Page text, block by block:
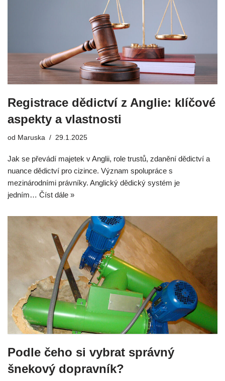
Registrace dědictví z Anglie: klíčové
aspekty a vlastnosti
od Maruska 29.1.2025
Jak se převádí majetek v Anglii, role trustů, zdanění dědictví a
nuance dědictví pro cizince. Význam spolupráce s
mezinárodními právníky. Anglický dědický systém je
jedním… Číst dále »
Podle čeho si vybrat správný
šnekový dopravník?